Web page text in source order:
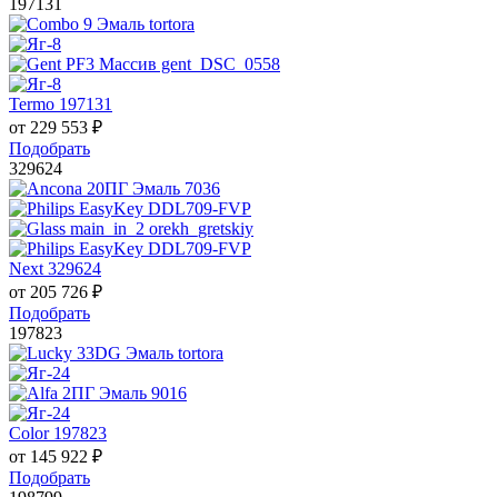
197131
Termo 197131
от 229 553 ₽
Подобрать
329624
Next 329624
от 205 726 ₽
Подобрать
197823
Color 197823
от 145 922 ₽
Подобрать